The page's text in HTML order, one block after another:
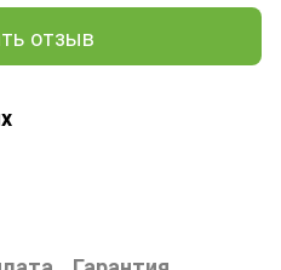
отзыв